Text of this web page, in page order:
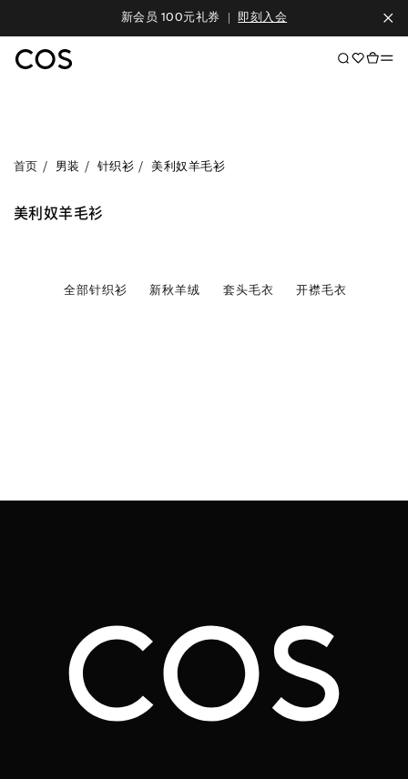
新会员 100元礼券 即刻入会
首页 男装 针织衫 美利奴羊毛衫
美利奴羊毛衫
全部针织衫 新秋羊绒 套头毛衣 开襟毛衣